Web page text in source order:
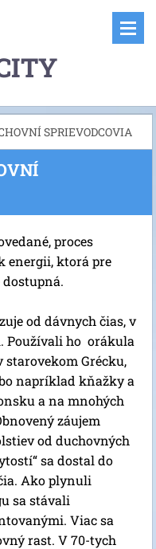
SPRIEVODCOVIA
proces
energii, ktorá pre
od dávnych čias, v
Používali ho orákula
Grécku,
napríklad kňažky a
a na mnohých
záujem
od duchovných
sa dostal do
Ako plynuli
sa stávali
Viac sa
rast. V 70-tych